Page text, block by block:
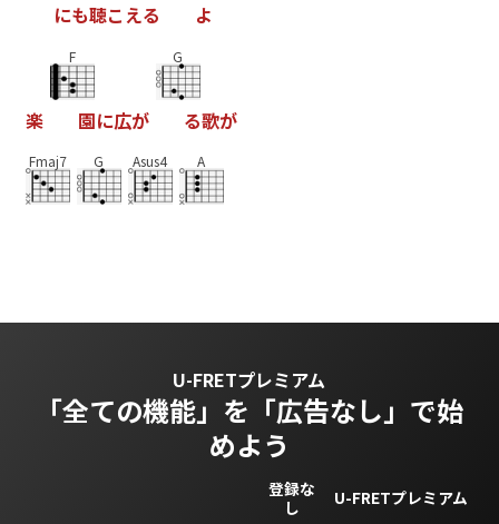
にも聴こえる よ
楽
F
園に広が
G
る歌が
Fmaj7 G Asus4 A
U-FRETプレミアム
「全ての機能」を 「広告なし」で始
めよう
登録な
し
U-FRETプレミアム